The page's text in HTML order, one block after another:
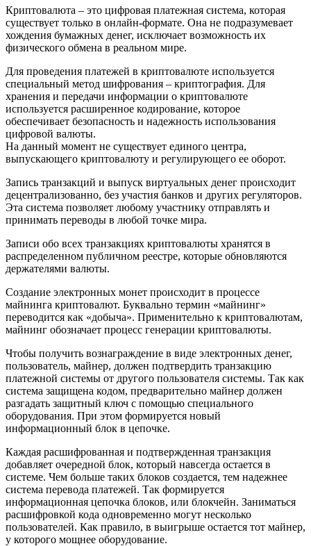
Криптовалюта – это цифровая платежная система, которая
существует только в онлайн-формате. Она не подразумевает
хождения бумажных денег, исключает возможность их
физического обмена в реальном мире.
Для проведения платежей в криптовалюте используется
специальный метод шифрования – криптография. Для
хранения и передачи информации о криптовалюте
используется расширенное кодирование, которое
обеспечивает безопасность и надежность использования
цифровой валюты.
На данный момент не существует единого центра,
выпускающего криптовалюту и регулирующего ее оборот.
Запись транзакций и выпуск виртуальных денег происходит
децентрализованно, без участия банков и других регуляторов.
Эта система позволяет любому участнику отправлять и
принимать переводы в любой точке мира.
Записи обо всех транзакциях криптовалюты хранятся в
распределенном публичном реестре, которые обновляются
держателями валюты.
Создание электронных монет происходит в процессе
майнинга криптовалют. Буквально термин «майнинг»
переводится как «добыча». Применительно к криптовалютам,
майнинг обозначает процесс генерации криптовалюты.
Чтобы получить вознаграждение в виде электронных денег,
пользователь, майнер, должен подтвердить транзакцию
платежной системы от другого пользователя системы. Так как
система защищена кодом, предварительно майнер должен
разгадать защитный ключ с помощью специального
оборудования. При этом формируется новый
информационный блок в цепочке.
Каждая расшифрованная и подтвержденная транзакция
добавляет очередной блок, который навсегда остается в
системе. Чем больше таких блоков создается, тем надежнее
система перевода платежей. Так формируется
информационная цепочка блоков, или блокчейн. Заниматься
расшифровкой кода одновременно могут несколько
пользователей. Как правило, в выигрыше остается тот майнер,
у которого мощнее оборудование.